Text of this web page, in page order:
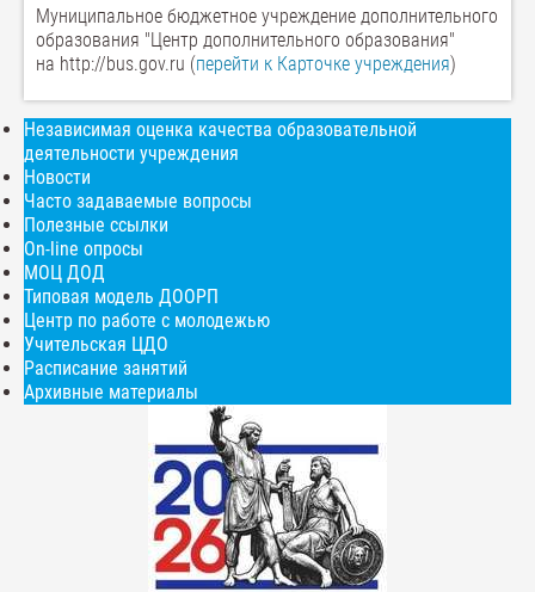
Муниципальное бюджетное учреждение дополнительного
образования "Центр дополнительного образования"
на http://bus.gov.ru (перейти к Карточке учреждения)
Независимая оценка качества образовательной
деятельности учреждения
Новости
Часто задаваемые вопросы
Полезные ссылки
On-line опросы
МОЦ ДОД
Типовая модель ДООРП
Центр по работе с молодежью
Учительская ЦДО
Расписание занятий
Архивные материалы